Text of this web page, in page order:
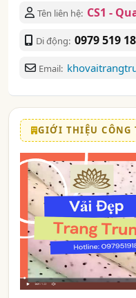
Tên liên hệ: CS1 -
Di động: 0979 519
Email:
GIỚI THIỆU CÔNG